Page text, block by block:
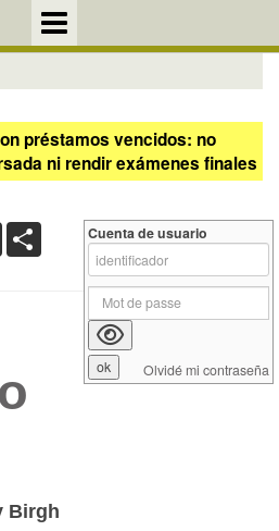
préstamos vencidos: no
ni rendir exámenes finales
Copy
Link
Birgh
Cuenta de usuario
Olvidé mi contraseña